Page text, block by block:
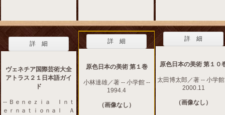
詳 細
ヴェネチア国際芸術大全
アトラス２１日本語ガイ
ド
-- Ｂｅｎｅｚｉａ Ｉｎｔ
ｅｒｎａｔｉｏｎａｌ Ａ
詳 細
原色日本の美術 第１巻
小林達雄／著 -- 小学館 --
1994.4
（画像なし）
詳 細
原色日本の美術 第１０
太田博太郎／著 -- 小学
2000.11
（画像なし）